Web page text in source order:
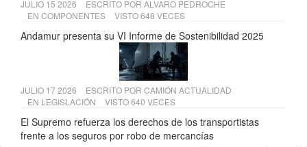
JULIO 15 2026 ESCRITO POR ALVARO PEDROCHE
EN COMPONENTES VISTO 648 VECES
Andamur presenta su VI Informe de Sostenibilidad 2025
JULIO 17 2026 ESCRITO POR CAMIÓN ACTUALIDAD
EN LEGISLACIÓN VISTO 640 VECES
El Supremo refuerza los derechos de los transportistas
frente a los seguros por robo de mercancías